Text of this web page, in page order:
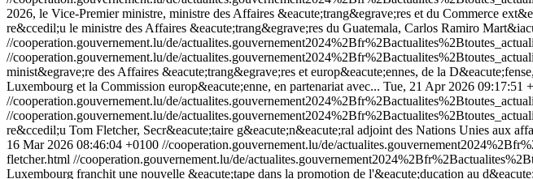
2026, le Vice-Premier ministre, ministre des Affaires &eacute;trang&egrave;res et du Commerce
re&ccedil;u le ministre des Affaires &eacute;trang&egrave;res du Guatemala, Carlos Ramiro
//cooperation.gouvernement.lu/de/
//cooperation.gouvernement.lu/de/
minist&egrave;re des Affaires &eacute;trang&egrave;res et europ&eacute;ennes, de la
Luxembourg et la Commission europ&eacute;enne, en partenariat avec... Tue, 21 Apr 2026 09:17:51
//cooperation.gouvernement.lu/de/
//cooperation.gouvernement.lu/de/
re&ccedil;u Tom Fletcher, Secr&eacute;taire g&eacute;n&eacute;ral adjoint des Nations Unies aux
16 Mar 2026 08:46:04 +0100 //cooperation.gouvernement.lu/de/
fletcher.html //cooperation.gouvernement.lu/de/
Luxembourg franchit une nouvelle &eacute;tape dans la promotion de l'&eacute;ducation au